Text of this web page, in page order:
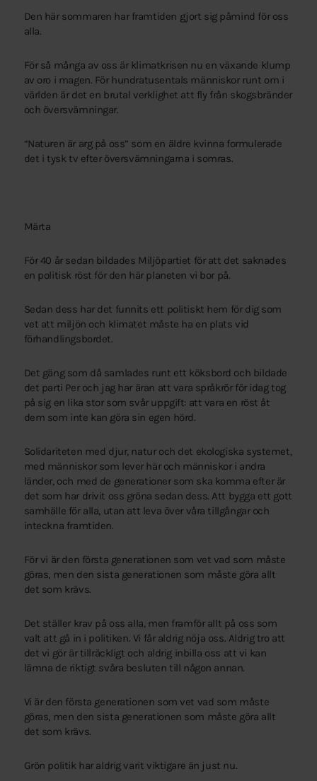
Den här sommaren har framtiden gjort sig påmind för oss
alla.
För så många av oss är klimatkrisen nu en växande klump
av oro i magen. För hundratusentals människor runt om i
världen är det en brutal verklighet att fly från skogsbränder
och översvämningar.
“Naturen är arg på oss” som en äldre kvinna formulerade
det i tysk tv efter översvämningarna i somras.
Märta
För 40 år sedan bildades Miljöpartiet för att det saknades
en politisk röst för den här planeten vi bor på.
Sedan dess har det funnits ett politiskt hem för dig som
vet att miljön och klimatet måste ha en plats vid
förhandlingsbordet.
Det gäng som då samlades runt ett köksbord och bildade
det parti Per och jag har äran att vara språkrör för idag tog
på sig en lika stor som svår uppgift: att vara en röst åt
dem som inte kan göra sin egen hörd.
Solidariteten med djur, natur och det ekologiska systemet,
med människor som lever här och människor i andra
länder, och med de generationer som ska komma efter är
det som har drivit oss gröna sedan dess. Att bygga ett gott
samhälle för alla, utan att leva över våra tillgångar och
inteckna framtiden.
För vi är den första generationen som vet vad som måste
göras, men den sista generationen som måste göra allt
det som krävs.
Det ställer krav på oss alla, men framför allt på oss som
valt att gå in i politiken. Vi får aldrig nöja oss. Aldrig tro att
det vi gör är tillräckligt och aldrig inbilla oss att vi kan
lämna de riktigt svåra besluten till någon annan.
Vi är den första generationen som vet vad som måste
göras, men den sista generationen som måste göra allt
det som krävs.
Grön politik har aldrig varit viktigare än just nu.